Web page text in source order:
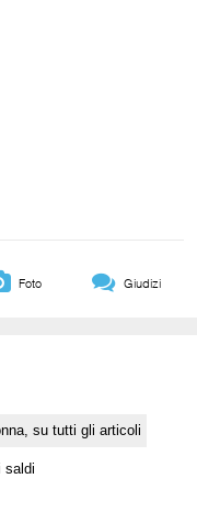
Foto Giudizi
su tutti gli articoli
saldi